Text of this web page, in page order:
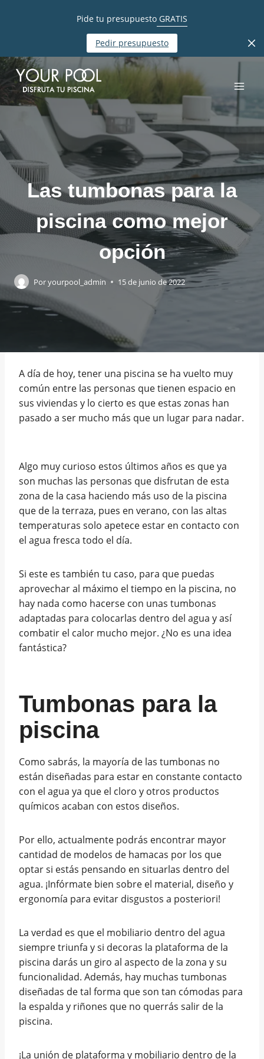
Pide tu presupuesto GRATIS
Pedir presupuesto
Saltar
al
contenido
Las tumbonas para la
piscina como mejor
opción
Poryourpool_admin 15 de junio de 2022
A día de hoy, tener una piscina se ha vuelto muy
común entre las personas que tienen espacio en
sus viviendas y lo cierto es que estas zonas han
pasado a ser mucho más que un lugar para nadar.
Algo muy curioso estos últimos años es que ya
son muchas las personas que disfrutan de esta
zona de la casa haciendo más uso de la piscina
que de la terraza, pues en verano, con las altas
temperaturas solo apetece estar en contacto con
el agua fresca todo el día.
Si este es también tu caso, para que puedas
aprovechar al máximo el tiempo en la piscina, no
hay nada como hacerse con unas tumbonas
adaptadas para colocarlas dentro del agua y así
combatir el calor mucho mejor. ¿No es una idea
fantástica?
Tumbonas para la
piscina
Como sabrás, la mayoría de las tumbonas no
están diseñadas para estar en constante contacto
con el agua ya que el cloro y otros productos
químicos acaban con estos diseños.
Por ello, actualmente podrás encontrar mayor
cantidad de modelos de hamacas por los que
optar si estás pensando en situarlas dentro del
agua. ¡Infórmate bien sobre el material, diseño y
ergonomía para evitar disgustos a posteriori!
La verdad es que el mobiliario dentro del agua
siempre triunfa y si decoras la plataforma de la
piscina darás un giro al aspecto de la zona y su
funcionalidad. Además, hay muchas tumbonas
diseñadas de tal forma que son tan cómodas para
la espalda y riñones que no querrás salir de la
piscina.
¡La unión de plataforma y mobiliario dentro de la